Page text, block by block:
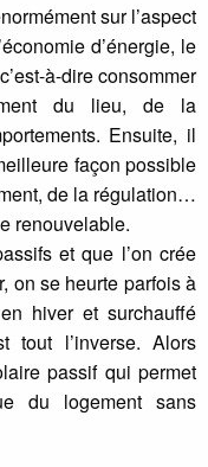
sur l’aspect
d’énergie, le
à-dire consommer
du lieu, de la
Ensuite, il
façon possible
de la régulation…
renouvelable.
et que l’on crée
on se heurte parfois à
hiver et surchauffé
tout l’inverse. Alors
passif qui permet
du logement sans